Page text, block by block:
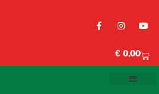
€ 0,00